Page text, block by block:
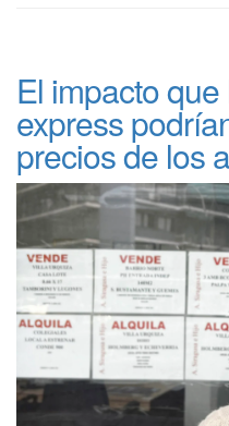
El impacto
express
precios de los